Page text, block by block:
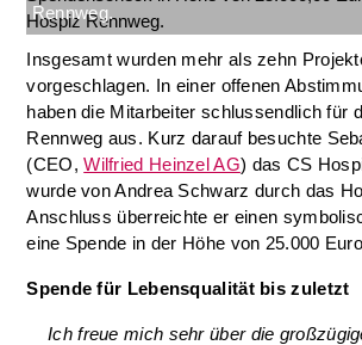
Rennweg.
Insgesamt wurden mehr als zehn
vorgeschlagen. In einer offenen
haben die Mitarbeiter schlussendlich für
Rennweg aus. Kurz darauf besuchte
(CEO,Wilfried Heinzel AG) das CS
wurde von Andrea Schwarz durch das
Anschluss überreichte er einen
eine Spende in der Höhe von 25.000
Spende für Lebensqualität bis zuletzt
Ich freue mich sehr über die